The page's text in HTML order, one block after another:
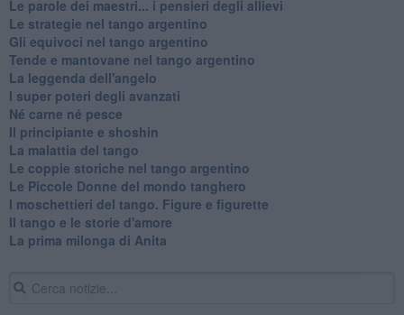
Le parole dei maestri... i pensieri degli allievi
Le strategie nel tango argentino
Gli equivoci nel tango argentino
Tende e mantovane nel tango argentino
La leggenda dell'angelo
I super poteri degli avanzati
​Né carne né pesce
Il principiante e shoshin
La malattia del tango
Le coppie storiche nel tango argentino
​Le Piccole Donne del mondo tanghero
I moschettieri del tango. Figure e figurette
Il tango e le storie d'amore
​La prima milonga di Anita